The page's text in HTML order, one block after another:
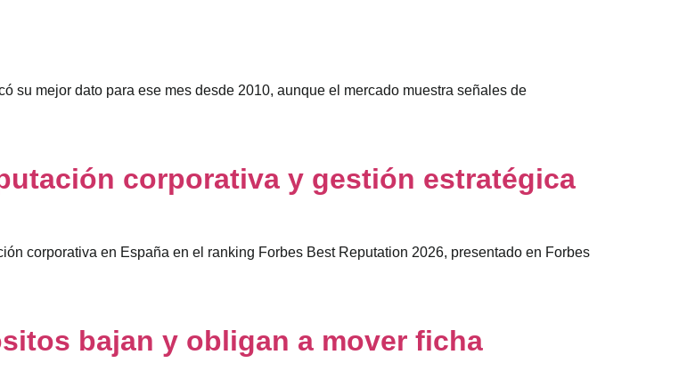
su mejor dato para ese mes desde 2010, aunque el mercado muestra señales de
corporativa y gestión estratégica
corporativa en España en el ranking Forbes Best Reputation 2026, presentado en Forbes
bajan y obligan a mover ficha